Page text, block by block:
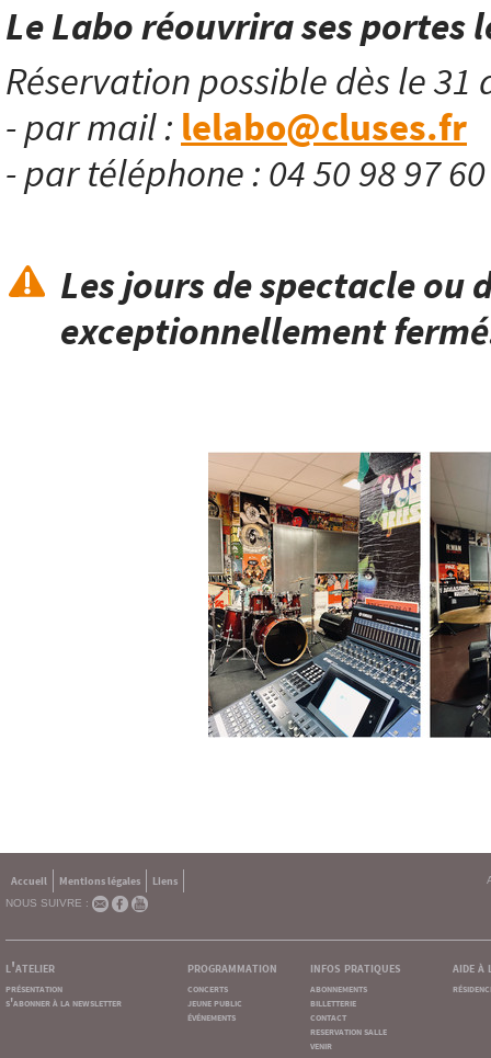
Le Labo réouvrira ses portes
Réservation possible dès le 31
- par mail : lelabo@cluses.fr
- par téléphone : 04 50 98 97
Les jours de spectacle ou
exceptionnellement
Accueil Mentions légales
Liens
NOUS SUIVRE :
l'atelier
présentation
s'abonner à la newsletter
programmation
concerts
jeune public
événements
infos pratiques
abonnements
billetterie
contact
reservation salle
venir
aide